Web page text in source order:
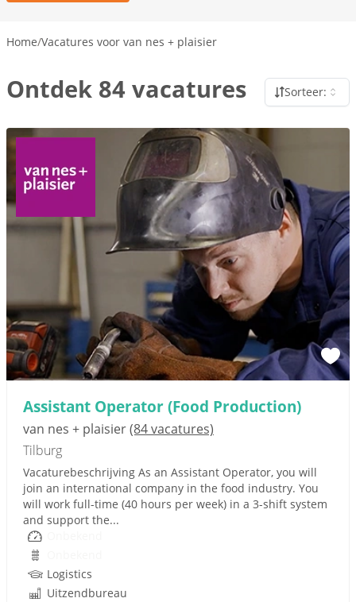
Home/Vacatures voor van nes + plaisier
Ontdek 84 vacatures Sorteer:
Assistant Operator (Food Production)
van nes + plaisier(84 vacatures)
Tilburg
Vacaturebeschrijving As an Assistant Operator, you will
join an international company in the food industry. You
will work full-time (40 hours per week) in a 3-shift system
and support the...
Logistics
Uitzendbureau